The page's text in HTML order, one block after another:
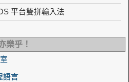
平台雙拼輸入法
樂乎！
語言